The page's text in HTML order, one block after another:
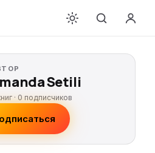
Setili
· 0 подписчиков